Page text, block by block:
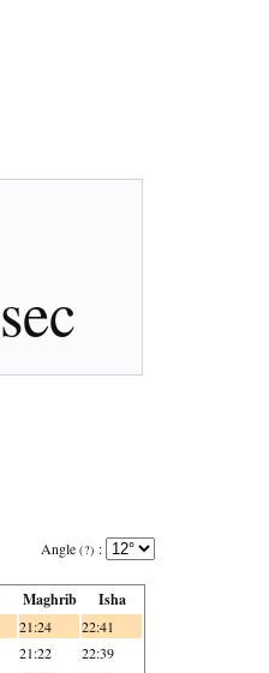
sec
Angle (?) :
Maghrib Isha
21:24 22:41
21:22 22:39